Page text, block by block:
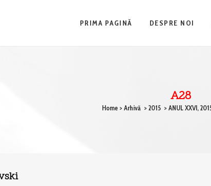
PRIMA PAGINĂ DESPRE NOI
A28
Home> Arhivă > 2015 > ANUL XXVI,